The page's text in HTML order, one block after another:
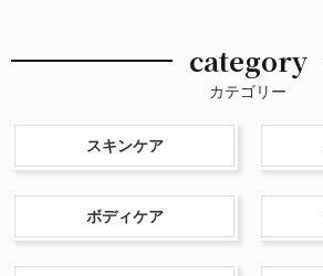
category
カテゴリー
スキンケア
ボディケア